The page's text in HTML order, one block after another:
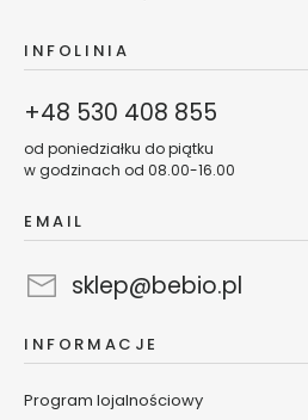
o
d
c
z
y
D
e
a
i
j
INFOLINIA
+48 530 408 855
od poniedziałku do piątku
w godzinach od 08.00-16.00
EMAIL
sklep@bebio.pl
INFORMACJE
Program lojalnościowy